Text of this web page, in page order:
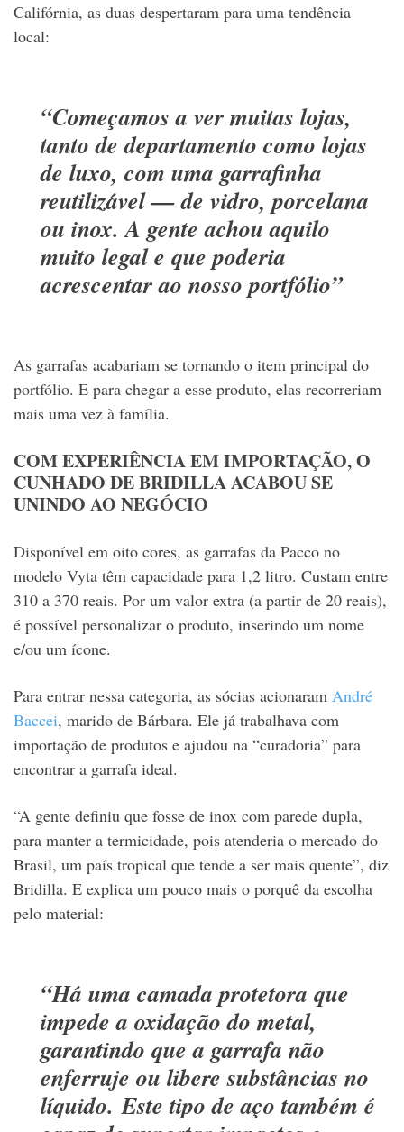
Califórnia, as duas despertaram para uma tendência
local:
“Começamos a ver muitas lojas,
tanto de departamento como lojas
de luxo, com uma garrafinha
reutilizável — de vidro, porcelana
ou inox. A gente achou aquilo
muito legal e que poderia
acrescentar ao nosso portfólio”
As garrafas acabariam se tornando o item principal do
portfólio. E para chegar a esse produto, elas recorreriam
mais uma vez à família.
COM EXPERIÊNCIA EM IMPORTAÇÃO, O
CUNHADO DE BRIDILLA ACABOU SE
UNINDO AO NEGÓCIO
Disponível em oito cores, as garrafas da Pacco no
modelo Vyta têm capacidade para 1,2 litro. Custam entre
310 a 370 reais. Por um valor extra (a partir de 20 reais),
é possível personalizar o produto, inserindo um nome
e/ou um ícone.
Para entrar nessa categoria, as sócias acionaram André
Baccei, marido de Bárbara. Ele já trabalhava com
importação de produtos e ajudou na “curadoria” para
encontrar a garrafa ideal.
“A gente definiu que fosse de inox com parede dupla,
para manter a termicidade, pois atenderia o mercado do
Brasil, um país tropical que tende a ser mais quente”, diz
Bridilla. E explica um pouco mais o porquê da escolha
pelo material:
“Há uma camada protetora que
impede a oxidação do metal,
garantindo que a garrafa não
enferruje ou libere substâncias no
líquido. Este tipo de aço também é